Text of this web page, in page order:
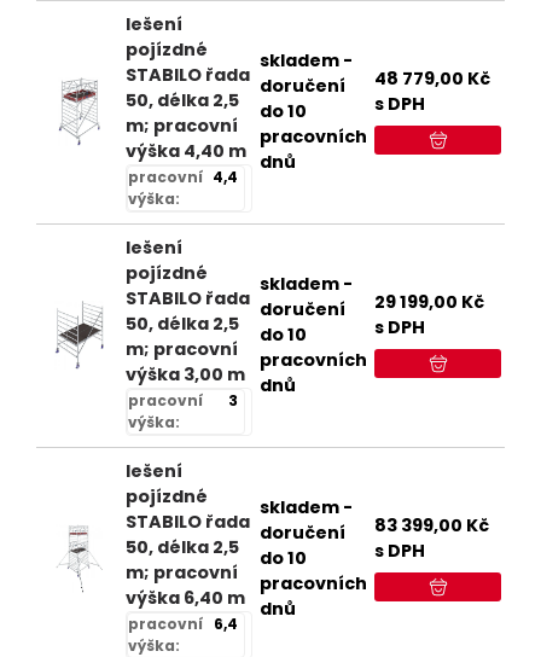
lešení
pojízdné
STABILO řada
50, délka 2,5
m; pracovní
výška 4,40 m
pracovní
výška:
4,4
skladem -
doručení
do 10
pracovních
dnů
48 779,00 Kč
s DPH
lešení
pojízdné
STABILO řada
50, délka 2,5
m; pracovní
výška 3,00 m
pracovní
výška:
3
skladem -
doručení
do 10
pracovních
dnů
29 199,00 Kč
s DPH
lešení
pojízdné
STABILO řada
50, délka 2,5
m; pracovní
výška 6,40 m
pracovní
výška:
6,4
skladem -
doručení
do 10
pracovních
dnů
83 399,00 Kč
s DPH